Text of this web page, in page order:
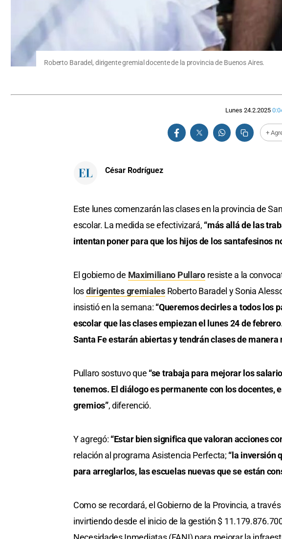
Roberto Baradel, dirigente gremial docente de la provincia de Buenos Aires.
Lunes 24.2.2025
+
César Rodríguez
Este lunes comenzarán las clases en la provincia de
escolar. La medida se efectivizará, “más allá de las
intentan poner para que los hijos de los santafesinos
El gobierno de Maximiliano Pullaroresiste a la
losdirigentes gremialesRoberto Baradel y Sonia
insistió en la semana: “Queremos decirles a todos los
escolar que las clases empiezan el lunes 24 de
Santa Fe estarán abiertas y tendrán clases de manera
Pullaro sostuvo que “se trabaja para mejorar los
tenemos. El diálogo es permanente con los docentes,
gremios”, diferenció.
Y agregó: “Estar bien significa que valoran acciones
relación al programa Asistencia Perfecta; “la inversión
para arreglarlos, las escuelas nuevas que se están
Como se recordará, el Gobierno de la Provincia, a través
invirtiendo desde el inicio de la gestión $